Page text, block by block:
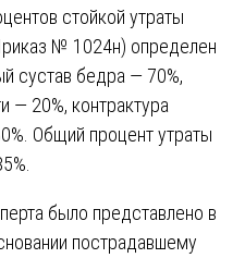
стойкой утраты
№ 1024н) определен
сустав бедра — 70%,
— 20%, контрактура
Общий процент утраты
было представлено в
пострадавшему